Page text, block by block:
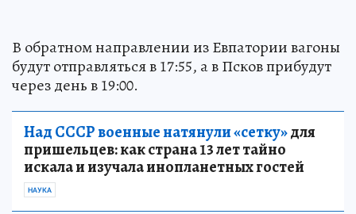
В обратном направлении из Евпатории вагоны
будут отправляться в 17:55, а в Псков прибудут
через день в 19:00.
Над СССР военные натянули «сетку»для
пришельцев: как страна 13 лет тайно
искала и изучала инопланетных гостей
НАУКА